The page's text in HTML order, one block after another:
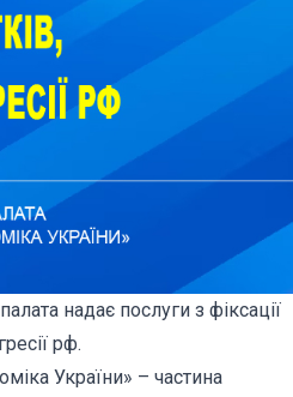
надає послуги з фіксації
рф.
України» – частина